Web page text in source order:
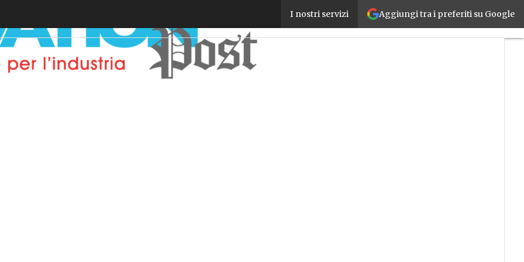
Aggiungi tra i preferiti su Google
I nostri servizi
People&Change 360, il nuovo portale di